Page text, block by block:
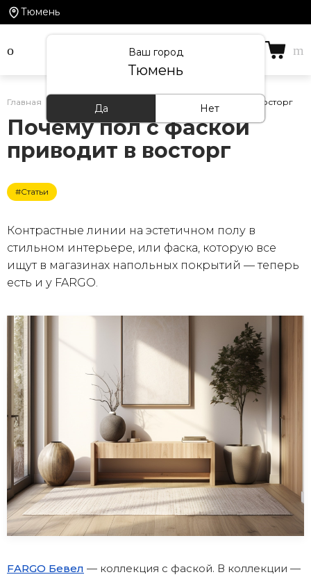
Тюмень
Ваш город
Тюмень
Да Нет
Главная / Почему пол с фаской приводит в восторг
Почему пол с фаской
приводит в восторг
#Статьи
Контрастные линии на эстетичном полу в
стильном интерьере, или фаска, которую все
ищут в магазинах напольных покрытий — теперь
есть и у FARGO.
FARGO Бевел — коллекция с фаской. В коллекции —